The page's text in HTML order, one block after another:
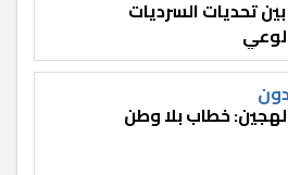
تحديات السرديات
خطاب بلا وطن